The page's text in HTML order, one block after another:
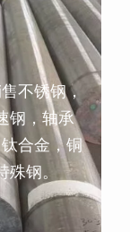
不锈钢，
钢，轴承
合金，铜
殊钢。